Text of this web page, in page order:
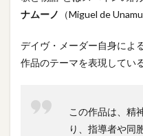
ナムーノ
（Miguel de
デイヴ・メーダー自身によ
作品のテーマを表現している
この作品は、精
り、指導者や同